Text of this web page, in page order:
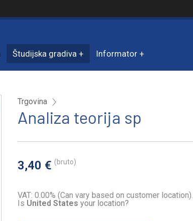
Študijska gradiva Informator
Trgovina
Analiza teorija sp
3,40 € (bruto)
VAT: 0.00% (Can vary based on customer location).
Is United States your location?